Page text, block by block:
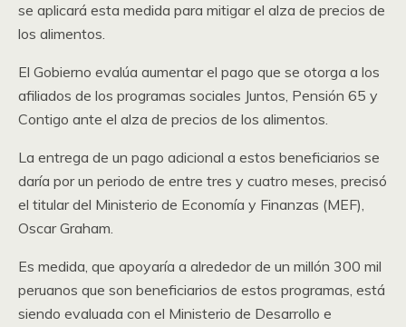
se aplicará esta medida para mitigar el alza de precios de
los alimentos.
El Gobierno evalúa aumentar el pago que se otorga a los
afiliados de los programas sociales Juntos, Pensión 65 y
Contigo ante el alza de precios de los alimentos.
La entrega de un pago adicional a estos beneficiarios se
daría por un periodo de entre tres y cuatro meses, precisó
el titular del Ministerio de Economía y Finanzas (MEF),
Oscar Graham.
Es medida, que apoyaría a alrededor de un millón 300 mil
peruanos que son beneficiarios de estos programas, está
siendo evaluada con el Ministerio de Desarrollo e